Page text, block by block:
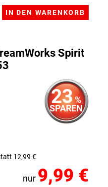
Spirit
23 %
SPAREN
12,99 €
nur 9,99 €